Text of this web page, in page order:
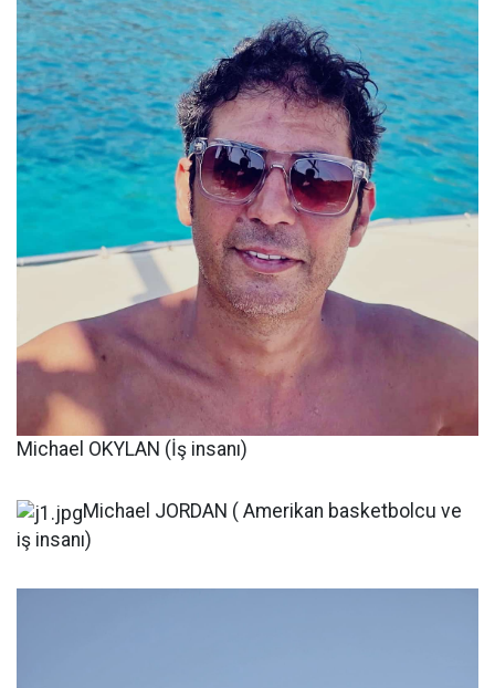
Michael OKYLAN (İş insanı)
Michael JORDAN ( Amerikan basketbolcu ve
iş insanı)